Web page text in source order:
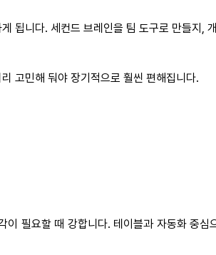
됩니다. 세컨드 브레인을 팀 도구로 만들지,
고민해 둬야 장기적으로 훨씬 편해집니다.
필요할 때 강합니다. 테이블과 자동화 중